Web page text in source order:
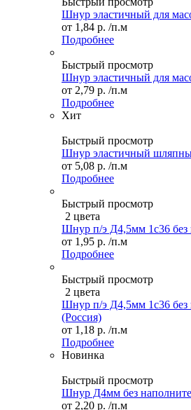
Шнур эластичный для
от 1,84 р. /п.м
Подробнее
Быстрый просмотр
Шнур эластичный для
от 2,79 р. /п.м
Подробнее
Хит
Быстрый просмотр
Шнур эластичный
от 5,08 р. /п.м
Подробнее
Быстрый просмотр
2 цвета
Шнур п/э Д4,5мм 1с36 без
от 1,95 р. /п.м
Подробнее
Быстрый просмотр
2 цвета
Шнур п/э Д4,5мм 1с36 без
(Россия)
от 1,18 р. /п.м
Подробнее
Новинка
Быстрый просмотр
Шнур Д4мм без
от 2,20 р. /п.м